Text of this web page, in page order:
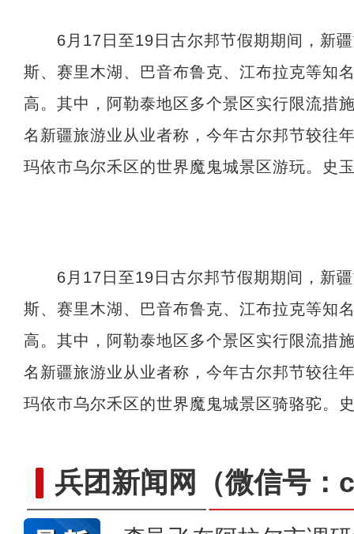
6月17日至19日古尔邦节假期期间，新疆
斯、赛里木湖、巴音布鲁克、江布拉克等知
高。其中，阿勒泰地区多个景区实行限流措
名新疆旅游业从业者称，今年古尔邦节较往
玛依市乌尔禾区的世界魔鬼城景区游玩。史
6月17日至19日古尔邦节假期期间，新疆
斯、赛里木湖、巴音布鲁克、江布拉克等知
高。其中，阿勒泰地区多个景区实行限流措
名新疆旅游业从业者称，今年古尔邦节较往
玛依市乌尔禾区的世界魔鬼城景区骑骆驼。
兵团新闻网 （微信号